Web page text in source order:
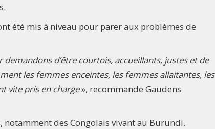
été mis à niveau pour parer aux problèmes de
d’être courtois, accueillants, justes et de
les femmes enceintes, les femmes allaitantes, les
vite pris en charge», recommande Gaudens
notamment des Congolais vivant au Burundi.